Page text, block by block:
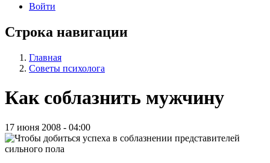
Войти
Строка навигации
Главная
Советы психолога
Как соблазнить мужчину
17 июня 2008 - 04:00